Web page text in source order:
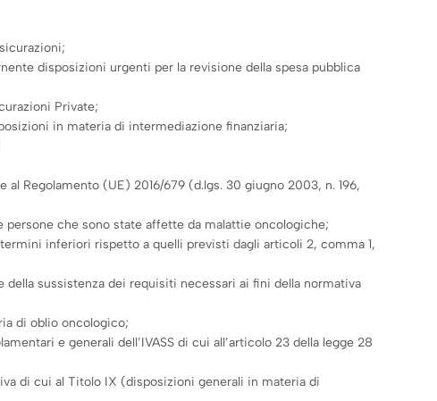
disposizioni urgenti per la revisione della spesa pubblica
Private;
in materia di intermediazione finanziaria;
Regolamento (UE) 2016/679 (d.lgs. 30 giugno 2003, n. 196,
che sono state affette da malattie oncologiche;
inferiori rispetto a quelli previsti dagli articoli 2, comma 1,
sussistenza dei requisiti necessari ai fini della normativa
di oblio oncologico;
e generali dell’IVASS di cui all’articolo 23 della legge 28
di cui al Titolo IX (disposizioni generali in materia di